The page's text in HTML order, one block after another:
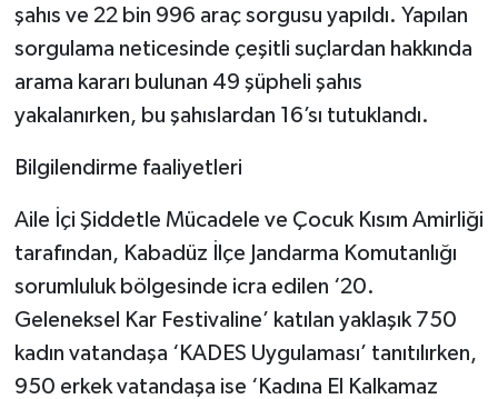
şahıs ve 22 bin 996 araç sorgusu yapıldı. Yapılan
sorgulama neticesinde çeşitli suçlardan hakkında
arama kararı bulunan 49 şüpheli şahıs
yakalanırken, bu şahıslardan 16’sı tutuklandı.
Bilgilendirme faaliyetleri
Aile İçi Şiddetle Mücadele ve Çocuk Kısım Amirliği
tarafından, Kabadüz İlçe Jandarma Komutanlığı
sorumluluk bölgesinde icra edilen ‘20.
Geleneksel Kar Festivaline’ katılan yaklaşık 750
kadın vatandaşa ‘KADES Uygulaması’ tanıtılırken,
950 erkek vatandaşa ise ‘Kadına El Kalkamaz